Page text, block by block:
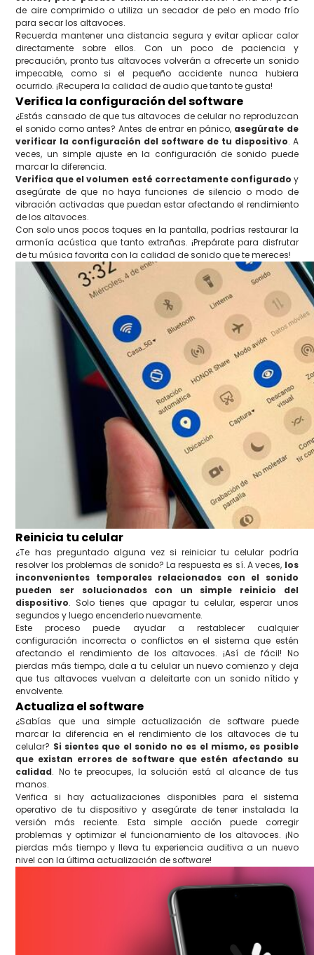
de aire comprimido o utiliza un secador de pelo en modo frío
para secar los altavoces.
Recuerda mantener una distancia segura y evitar aplicar calor
directamente sobre ellos. Con un poco de paciencia y
precaución, pronto tus altavoces volverán a ofrecerte un sonido
impecable, como si el pequeño accidente nunca hubiera
ocurrido. ¡Recupera la calidad de audio que tanto te gusta!
Verifica la configuración del software
¿Estás cansado de que tus altavoces de celular no reproduzcan
el sonido como antes? Antes de entrar en pánico, asegúrate de
verificar la configuración del software de tu dispositivo. A
veces, un simple ajuste en la configuración de sonido puede
marcar la diferencia.
Verifica que el volumen esté correctamente configurado y
asegúrate de que no haya funciones de silencio o modo de
vibración activadas que puedan estar afectando el rendimiento
de los altavoces.
Con solo unos pocos toques en la pantalla, podrías restaurar la
armonía acústica que tanto extrañas. ¡Prepárate para disfrutar
de tu música favorita con la calidad de sonido que te mereces!
Reinicia tu celular
¿Te has preguntado alguna vez si reiniciar tu celular podría
resolver los problemas de sonido? La respuesta es sí. A veces, los
inconvenientes temporales relacionados con el sonido
pueden ser solucionados con un simple reinicio del
dispositivo. Solo tienes que apagar tu celular, esperar unos
segundos y luego encenderlo nuevamente.
Este proceso puede ayudar a restablecer cualquier
configuración incorrecta o conflictos en el sistema que estén
afectando el rendimiento de los altavoces. ¡Así de fácil! No
pierdas más tiempo, dale a tu celular un nuevo comienzo y deja
que tus altavoces vuelvan a deleitarte con un sonido nítido y
envolvente.
Actualiza el software
¿Sabías que una simple actualización de software puede
marcar la diferencia en el rendimiento de los altavoces de tu
celular? Si sientes que el sonido no es el mismo, es posible
que existan errores de software que estén afectando su
calidad. No te preocupes, la solución está al alcance de tus
manos.
Verifica si hay actualizaciones disponibles para el sistema
operativo de tu dispositivo y asegúrate de tener instalada la
versión más reciente. Esta simple acción puede corregir
problemas y optimizar el funcionamiento de los altavoces. ¡No
pierdas más tiempo y lleva tu experiencia auditiva a un nuevo
nivel con la última actualización de software!